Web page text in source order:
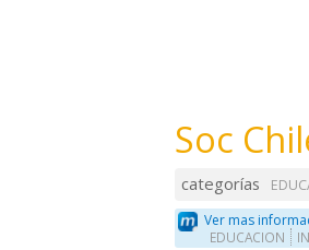
Soc
categorías
Ver mas
EDUCACION